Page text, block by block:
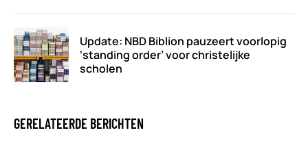
Update: NBD Biblion pauzeert voorlopig
‘standing order’ voor christelijke
scholen
GERELATEERDE BERICHTEN